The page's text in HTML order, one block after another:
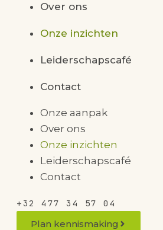
Over ons
Onze inzichten
Leiderschapscafé
Contact
Onze aanpak
Over ons
Onze inzichten
Leiderschapscafé
Contact
+32 477 34 57 04
Plan kennismaking